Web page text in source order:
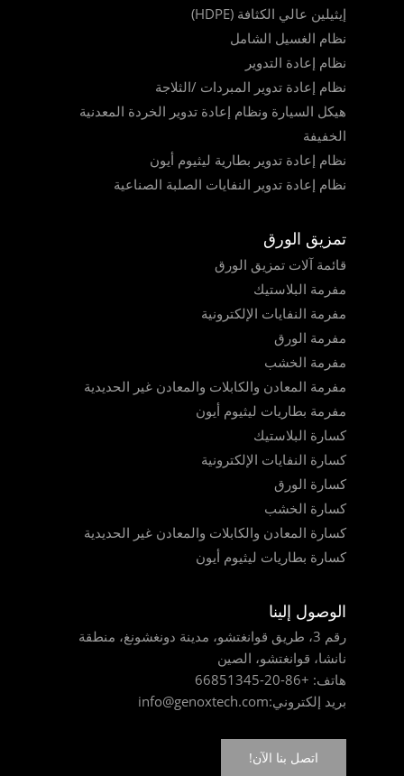
إيثيلين عالي الكثافة (HDPE)
نظام الغسيل الشامل
نظام إعادة التدوير
نظام إعادة تدوير المبردات /الثلاجة
هيكل السيارة ونظام إعادة تدوير الخردة المعدنية
الخفيفة
نظام إعادة تدوير بطارية ليثيوم أيون
نظام إعادة تدوير النفايات الصلبة الصناعية
تمزيق الورق
قائمة آلات تمزيق الورق
مفرمة البلاستيك
مفرمة النفايات الإلكترونية
مفرمة الورق
مفرمة الخشب
مفرمة المعادن والكابلات والمعادن غير الحديدية
مفرمة بطاريات ليثيوم أيون
كسارة البلاستيك
كسارة النفايات الإلكترونية
كسارة الورق
كسارة الخشب
كسارة المعادن والكابلات والمعادن غير الحديدية
كسارة بطاريات ليثيوم أيون
الوصول إلينا
رقم 3، طريق قوانغتشو، مدينة دونغشونغ، منطقة
نانشا، قوانغتشو، الصين
هاتف: +86-20-66851345
بريد إلكتروني:info@genoxtech.com
اتصل بنا الآن!